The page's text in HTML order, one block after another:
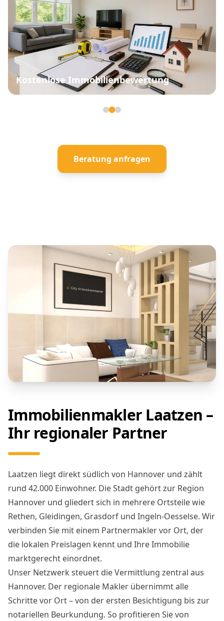
Kostenlose Immobilienbewertung
Beratung anfragen
Immobilienmakler Laatzen –
Ihr regionaler Partner
Laatzen liegt direkt südlich von Hannover und zählt
rund 42.000 Einwohner. Die Stadt gehört zur Region
Hannover und gliedert sich in mehrere Ortsteile wie
Rethen, Gleidingen, Grasdorf und Ingeln-Oesselse. Wir
verbinden Sie mit einem Partnermakler vor Ort, der
die lokalen Preislagen kennt und Ihre Immobilie
marktgerecht einordnet.
Unser Netzwerk steuert die Vermittlung zentral aus
Hannover. Der regionale Makler übernimmt alle
Schritte vor Ort – von der ersten Besichtigung bis zur
notariellen Beurkundung. So profitieren Sie von